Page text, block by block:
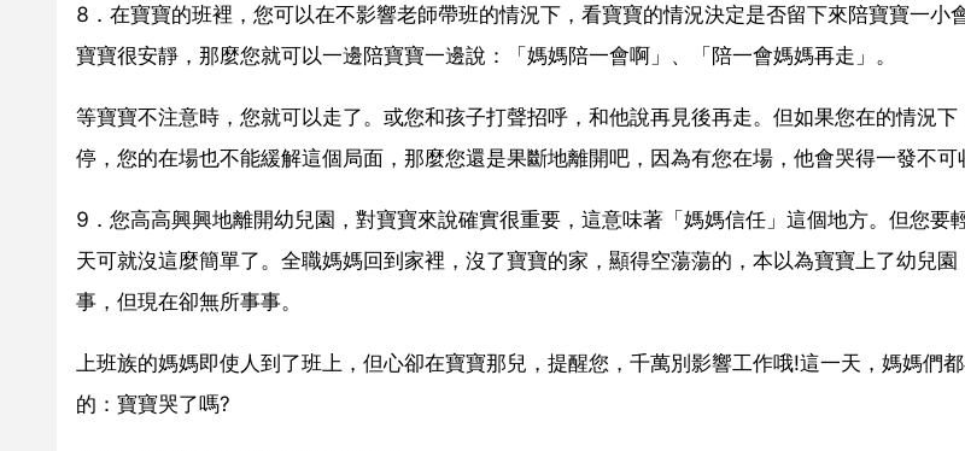
8．在寶寶的班裡，您可以在不影響老師帶班的情況下，看寶寶的情況決定是否留下來陪寶寶一小
寶寶很安靜，那麼您就可以一邊陪寶寶一邊說：「媽媽陪一會啊」、「陪一會媽媽再走」。
等寶寶不注意時，您就可以走了。或您和孩子打聲招呼，和他說再見後再走。但如果您在的情況下
停，您的在場也不能緩解這個局面，那麼您還是果斷地離開吧，因為有您在場，他會哭得一發不可
9．您高高興興地離開幼兒園，對寶寶來說確實很重要，這意味著「媽媽信任」這個地方。但您要
天可就沒這麼簡單了。全職媽媽回到家裡，沒了寶寶的家，顯得空蕩蕩的，本以為寶寶上了幼兒園
事，但現在卻無所事事。
上班族的媽媽即使人到了班上，但心卻在寶寶那兒，提醒您，千萬別影響工作哦!這一天，媽媽們
的：寶寶哭了嗎?